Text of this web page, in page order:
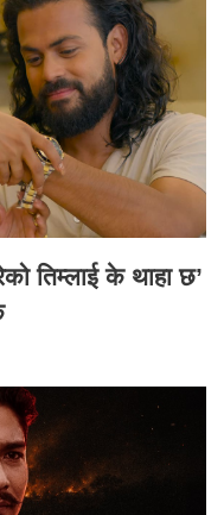
तिम्लाई के थाहा छ’